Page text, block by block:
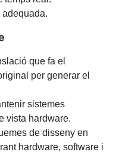
adequada.
que fa el
per generar el
sistemes
vista hardware.
de disseny en
hardware, software i